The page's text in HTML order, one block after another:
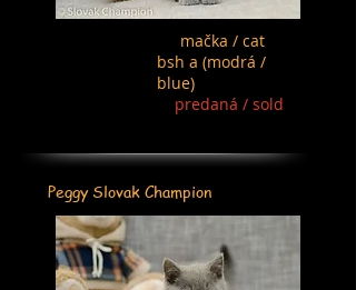
mačka / cat
bsh a (modrá /
blue)
predaná / sold
Peggy Slovak Champion